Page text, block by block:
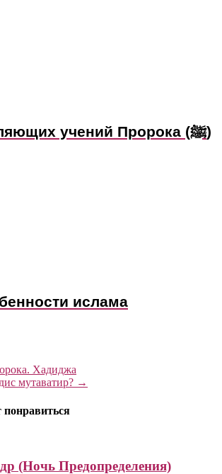
10 вдохновляющих учений Пророка (ﷺ)
ислама
Хадиджа
мутаватир? →
(Ночь Предопределения)